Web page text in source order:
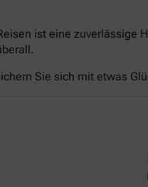
ist eine
Sie sich mit etwas